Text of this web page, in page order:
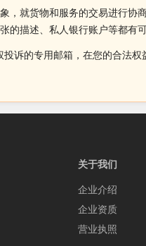
，就货物和服务的交易进行
的描述、私人银行账户等都有
诉的专用邮箱，在您的合法
关于我们
企业介绍
企业资质
营业执照